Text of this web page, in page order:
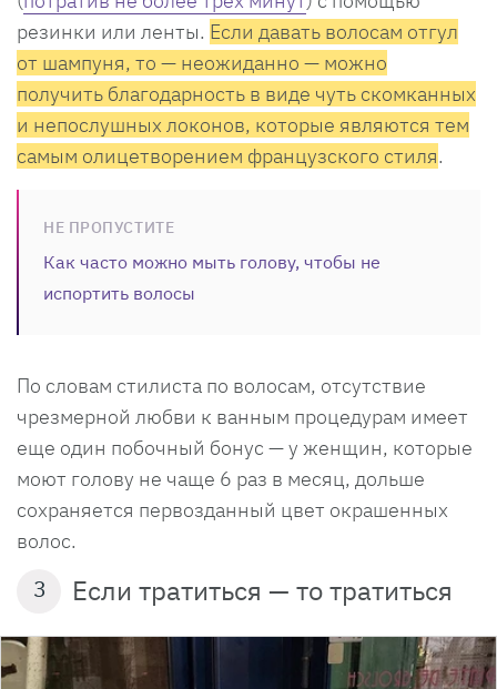
резинки или ленты. Если давать волосам отгул
от шампуня, то — неожиданно — можно
получить благодарность в виде чуть скомканных
и непослушных локонов, которые являются тем
самым олицетворением французского стиля.
НЕ ПРОПУСТИТЕ
Как часто можно мыть голову, чтобы не
испортить волосы
По словам стилиста по волосам, отсутствие
чрезмерной любви к ванным процедурам имеет
еще один побочный бонус — у женщин, которые
моют голову не чаще 6 раз в месяц, дольше
сохраняется первозданный цвет окрашенных
волос.
3 Если тратиться — то тратиться